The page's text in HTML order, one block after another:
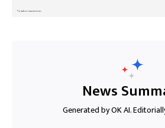
News
Generated by OK AI.